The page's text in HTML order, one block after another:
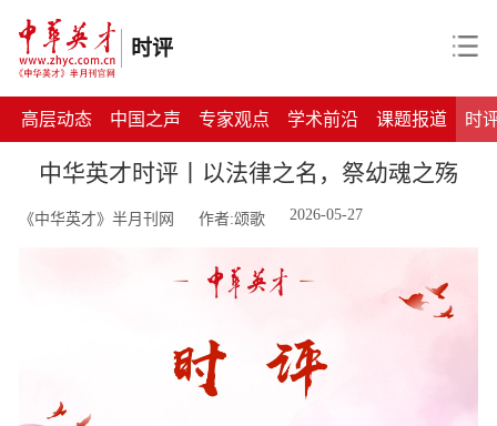
时评
高层动态 中国之声 专家观点 学术前沿 课题报道 时
中华英才时评丨以法律之名，祭幼魂之殇
《中华英才》半月刊网 作者:颂歌 2026-05-27